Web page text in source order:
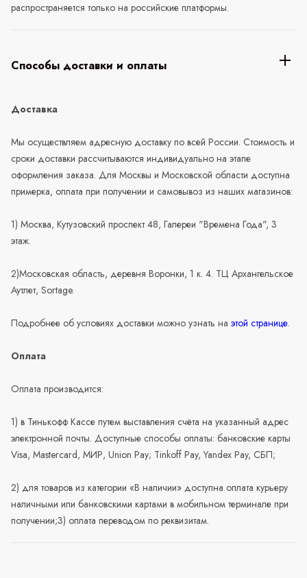
распространяется только на российские платформы.
Способы доставки и оплаты
Доставка
Мы осуществляем адресную доставку по всей России. Стоимость и
сроки доставки рассчитываются индивидуально на этапе
оформления заказа. Для Москвы и Московской области доступна
примерка, оплата при получении и самовывоз из наших магазинов:
1) Москва, Кутузовский проспект 48, Галереи "Времена Года", 3
этаж.
2)Московская область, деревня Воронки, 1 к. 4. ТЦ Архангельское
Аутлет, Sortage.
Подробнее об условиях доставки можно узнать на этой странице.
Оплата
Оплата производится:
1) в Тинькофф Кассе путем выставления счёта на указанный адрес
электронной почты. Доступные способы оплаты: банковские карты
Visa, Mastercard, МИР, Union Pay; Tinkoff Pay, Yandex Pay, СБП;
2) для товаров из категории «В наличии» доступна оплата курьеру
наличными или банковскими картами в мобильном терминале при
получении;3) оплата переводом по реквизитам.